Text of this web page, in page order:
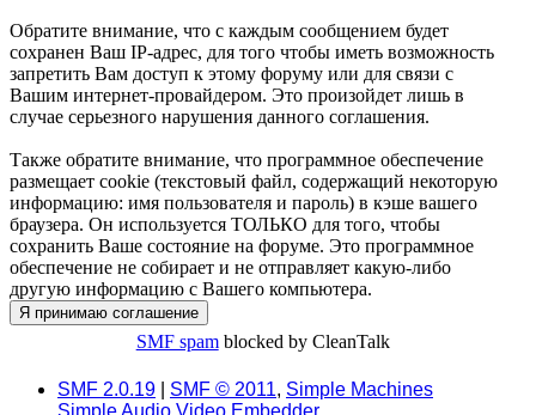
Обратите внимание, что с каждым сообщением будет
сохранен Ваш IP-адрес, для того чтобы иметь возможность
запретить Вам доступ к этому форуму или для связи с
Вашим интернет-провайдером. Это произойдет лишь в
случае серьезного нарушения данного соглашения.
Также обратите внимание, что программное обеспечение
размещает cookie (текстовый файл, содержащий некоторую
информацию: имя пользователя и пароль) в кэше вашего
браузера. Он используется ТОЛЬКО для того, чтобы
сохранить Ваше состояние на форуме. Это программное
обеспечение не собирает и не отправляет какую-либо
другую информацию с Вашего компьютера.
SMF spamblocked by CleanTalk
SMF 2.0.19 SMF © 2011, Simple Machines